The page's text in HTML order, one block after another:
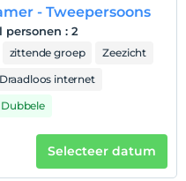
op kaart
- Tweepersoons
personen : 2
zittende groep
Zeezicht
Draadloos internet
Dubbele
Selecteer datum